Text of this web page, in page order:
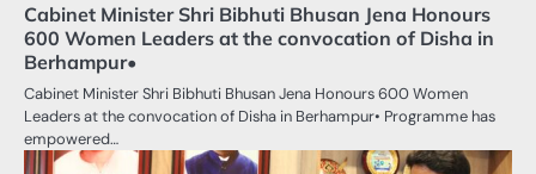
Cabinet Minister Shri Bibhuti Bhusan Jena Honours
600 Women Leaders at the convocation of Disha in
Berhampur•
Cabinet Minister Shri Bibhuti Bhusan Jena Honours 600 Women
Leaders at the convocation of Disha in Berhampur• Programme has
empowered…